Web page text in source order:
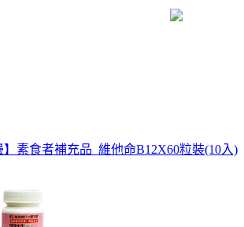
素食者補充品_維他命B12X60粒裝(10入)